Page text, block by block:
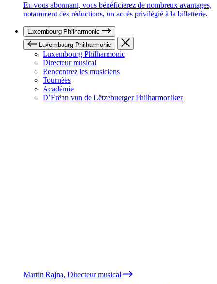
En vous abonnant, vous bénéficierez de nombreux avantages,
notamment des réductions, un accès privilégié à la billetterie.
Luxembourg Philharmonic
Luxembourg Philharmonic
Luxembourg Philharmonic
Directeur musical
Rencontrez les musiciens
Tournées
Académie
D’Frënn vun de Lëtzebuerger Philharmoniker
Martin Rajna, Directeur musical